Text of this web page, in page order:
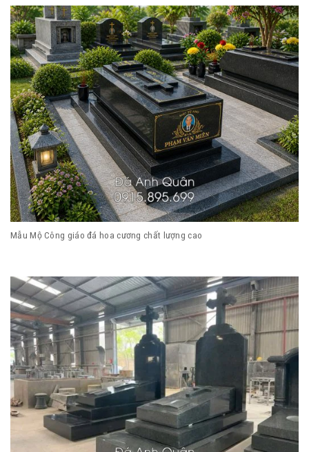
Mẫu Mộ Công giáo đá hoa cương chất lượng cao